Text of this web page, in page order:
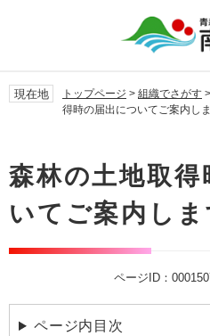
先
頭
を
飛
本
へ
現在地 トップページ > 組織でさがす >
得時の届出についてご案内し
文
森林の土地取得
いてご案内しま
ページID：
ページ内目次